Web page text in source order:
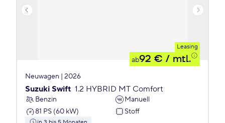
Leasing
ab92 € / mtl.
Neuwagen | 2026
Suzuki Swift 1.2 HYBRID MT Comfort
Benzin
Manuell
81 PS (60 kW)
Stoff